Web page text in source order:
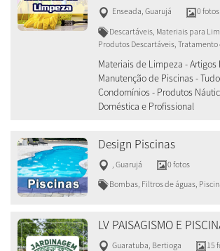
Enseada, Guarujá
0 fotos
Descartáveis, Materiais para
Produtos Descartáveis, Tratamento
Materiais de Limpeza - Artigos
Manutenção de Piscinas -
Condomínios - Produtos
Doméstica e Profissional
Design Piscinas
Guarujá
0 fotos
Bombas, Filtros de águas,
LV PAISAGISMO E
Guaratuba Bertioga
15